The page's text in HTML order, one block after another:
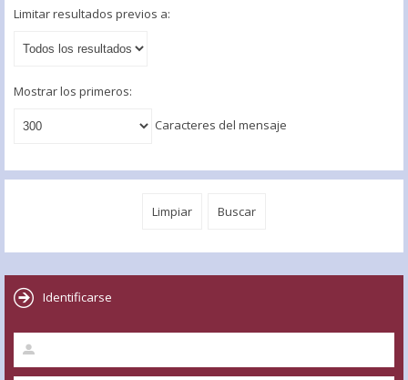
Limitar resultados previos a:
Mostrar los primeros:
Caracteres del mensaje
Identificarse